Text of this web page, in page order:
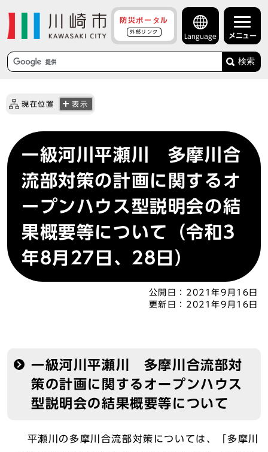
防災ポータル
外部リンク
Language メニュー
検索
現在位置 表示
一級河川平瀬川 多摩川合
流部対策の計画に関するオ
ープンハウス型説明会の結
果概要等について（令和3
年8月27日、28日）
公開日： 2021年9月16日
更新日： 2021年9月16日
一級河川平瀬川 多摩川合流部対
策の計画に関するオープンハウス
型説明会の結果概要等について
平瀬川の多摩川合流部対策については、「多摩川